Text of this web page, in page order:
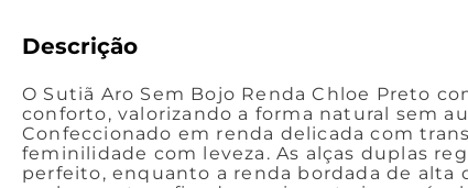
Descrição
O Sutiã Aro Sem Bojo Renda Chloe Preto
conforto, valorizando a forma natural sem
Confeccionado em renda delicada com
feminilidade com leveza. As alças duplas
perfeito, enquanto a renda bordada de alta